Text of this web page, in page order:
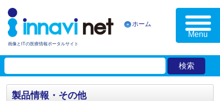
画像とITの医療情報ポータルサイト
ホーム
Menu
製品情報・その他